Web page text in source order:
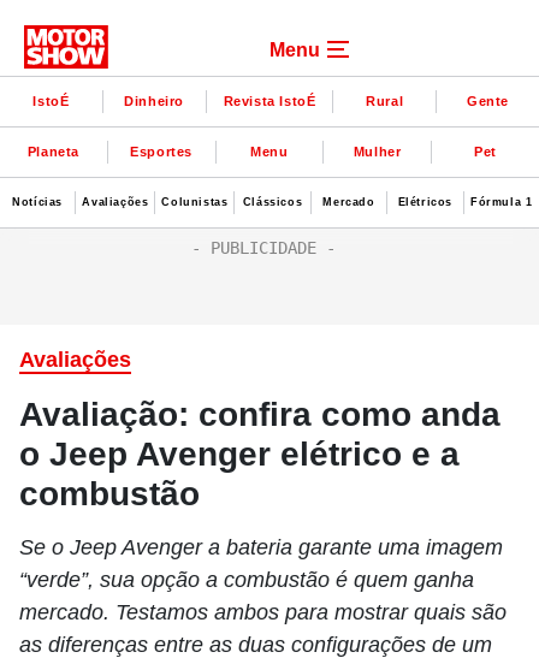
Menu
IstoÉ Dinheiro Revista IstoÉ Rural Gente
Planeta Esportes Menu Mulher Pet
Notícias Avaliações Colunistas Clássicos Mercado Elétricos Fórmula 1
Avaliações
Avaliação: confira como anda
o Jeep Avenger elétrico e a
combustão
Se o Jeep Avenger a bateria garante uma imagem
“verde”, sua opção a combustão é quem ganha
mercado. Testamos ambos para mostrar quais são
as diferenças entre as duas configurações de um